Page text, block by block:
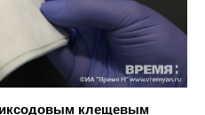
иксодовым клещевым